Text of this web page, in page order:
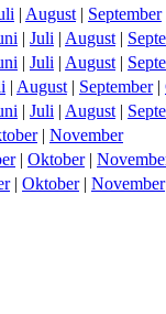
| August | September
| Juli | August |
| Juli | August |
| August | September|
| Juli | August |
| November
| Oktober|
| Oktober| November